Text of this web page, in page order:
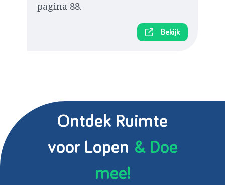
pagina 88.
Bekijk
Ontdek Ruimte
voor Lopen & Doe
mee!